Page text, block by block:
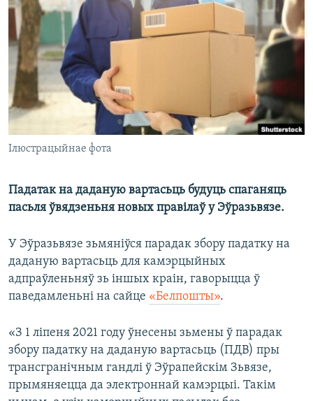
КУЛЬТУРА
КАЛЯНДАР
МОВА
НА ХВАЛЯХ СВАБОДЫ
Ілюстрацыйнае фота
Падатак на даданую вартасьць будуць спаганяць
пасьля ўвядзеньня новых правілаў у Эўразьвязе.
У Эўразьвязе зьмяніўся парадак збору падатку на
даданую вартасьць для камэрцыйных
адпраўленьняў зь іншых краін, гаворыцца ў
паведамленьні на сайце «Белпошты».
«З 1 ліпеня 2021 году ўнесены зьмены ў парадак
збору падатку на даданую вартасьць (ПДВ) пры
трансгранічным гандлі ў Эўрапейскім Зьвязе,
прымяняецца да электроннай камэрцыі. Такім